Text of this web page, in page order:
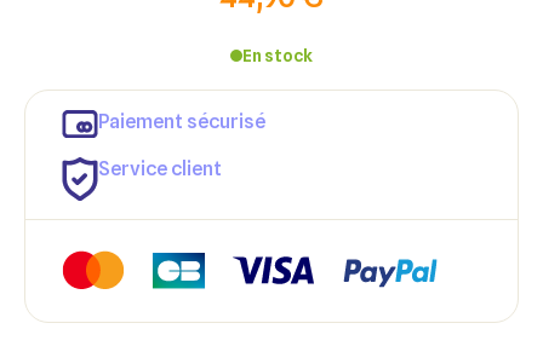
En stock
Paiement sécurisé
Service client